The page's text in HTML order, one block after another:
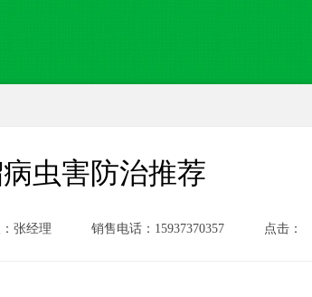
虫害防治推荐
张经理 销售电话：15937370357 点击：